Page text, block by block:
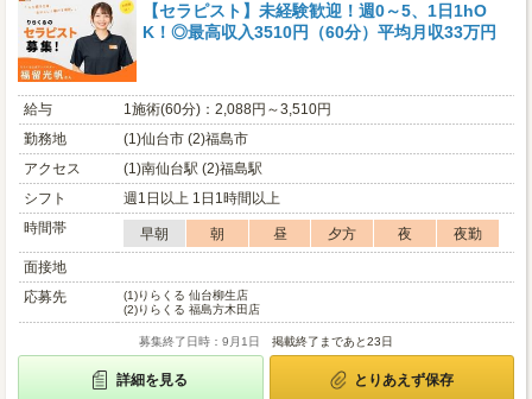
【セラピスト】未経験歓迎！週0～5、1日1hO
K！◎最高収入3510円（60分）平均月収33万円
給与
1施術(60分)：2,088円～3,510円
勤務地
(1)仙台市 (2)福島市
アクセス
(1)南仙台駅 (2)福島駅
シフト
週1日以上 1日1時間以上
時間帯
早朝 朝 昼 夕方 夜
夜勤
面接地
応募先
(1)りらくる 仙台柳生店
(2)りらくる 福島方木田店
募集終了日時：9月1日 掲載終了まであと23日
詳細を見る とりあえず保存